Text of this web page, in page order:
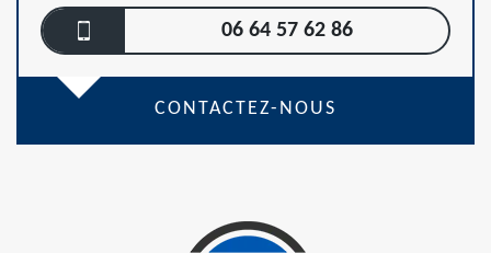
06 64 57 62 86
CONTACTEZ-NOUS